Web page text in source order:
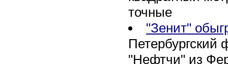
точные
"Зенит"
Петербургский
"Нефтчи" из